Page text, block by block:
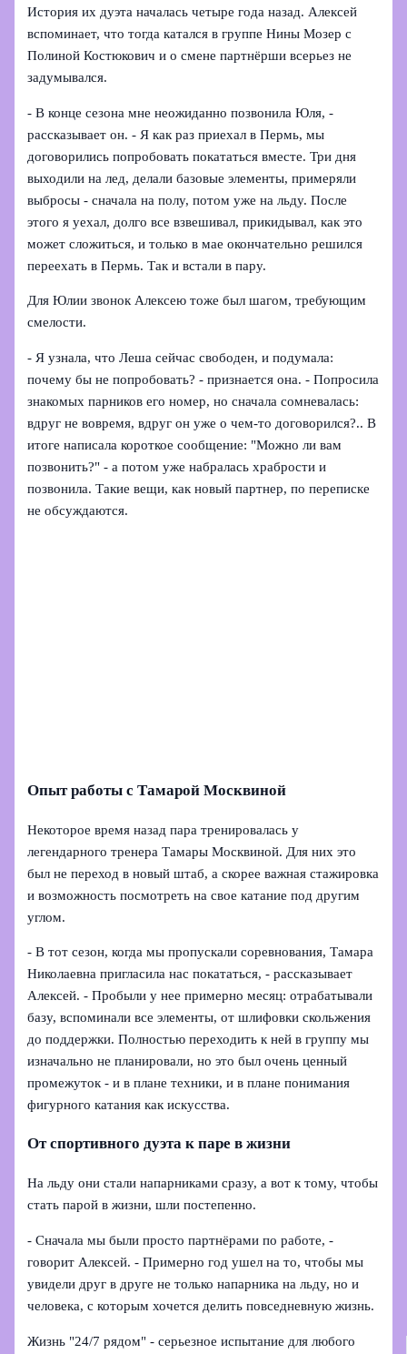
История их дуэта началась четыре года назад. Алексей
вспоминает, что тогда катался в группе Нины Мозер с
Полиной Костюкович и о смене партнёрши всерьез не
задумывался.
- В конце сезона мне неожиданно позвонила Юля, -
рассказывает он. - Я как раз приехал в Пермь, мы
договорились попробовать покататься вместе. Три дня
выходили на лед, делали базовые элементы, примеряли
выбросы - сначала на полу, потом уже на льду. После
этого я уехал, долго все взвешивал, прикидывал, как это
может сложиться, и только в мае окончательно решился
переехать в Пермь. Так и встали в пару.
Для Юлии звонок Алексею тоже был шагом, требующим
смелости.
- Я узнала, что Леша сейчас свободен, и подумала:
почему бы не попробовать? - признается она. - Попросила
знакомых парников его номер, но сначала сомневалась:
вдруг не вовремя, вдруг он уже о чем-то договорился?.. В
итоге написала короткое сообщение: "Можно ли вам
позвонить?" - а потом уже набралась храбрости и
позвонила. Такие вещи, как новый партнер, по переписке
не обсуждаются.
Опыт работы с Тамарой Москвиной
Некоторое время назад пара тренировалась у
легендарного тренера Тамары Москвиной. Для них это
был не переход в новый штаб, а скорее важная стажировка
и возможность посмотреть на свое катание под другим
углом.
- В тот сезон, когда мы пропускали соревнования, Тамара
Николаевна пригласила нас покататься, - рассказывает
Алексей. - Пробыли у нее примерно месяц: отрабатывали
базу, вспоминали все элементы, от шлифовки скольжения
до поддержки. Полностью переходить к ней в группу мы
изначально не планировали, но это был очень ценный
промежуток - и в плане техники, и в плане понимания
фигурного катания как искусства.
От спортивного дуэта к паре в жизни
На льду они стали напарниками сразу, а вот к тому, чтобы
стать парой в жизни, шли постепенно.
- Сначала мы были просто партнёрами по работе, -
говорит Алексей. - Примерно год ушел на то, чтобы мы
увидели друг в друге не только напарника на льду, но и
человека, с которым хочется делить повседневную жизнь.
Жизнь "24/7 рядом" - серьезное испытание для любого